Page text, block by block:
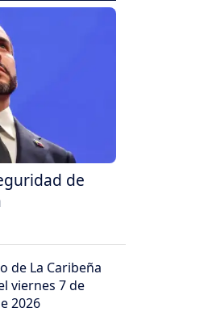
de
de La Caribeña
viernes 7 de
2026